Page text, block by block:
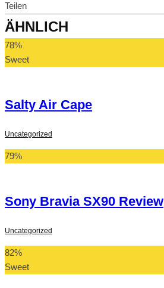
Teilen
ÄHNLICH
78%
Sweet
Salty Air Cape
Uncategorized
79%
Sony Bravia SX90 Review
Uncategorized
82%
Sweet